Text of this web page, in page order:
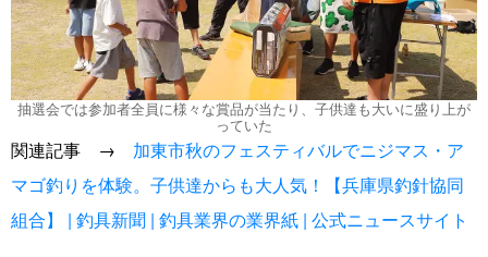
抽選会では参加者全員に様々な賞品が当たり、子供達も大いに盛り上が
っていた
関連記事 → 加東市秋のフェスティバルでニジマス・ア
マゴ釣りを体験。子供達からも大人気！【兵庫県釣針協同
組合】 | 釣具新聞 | 釣具業界の業界紙 | 公式ニュースサイト